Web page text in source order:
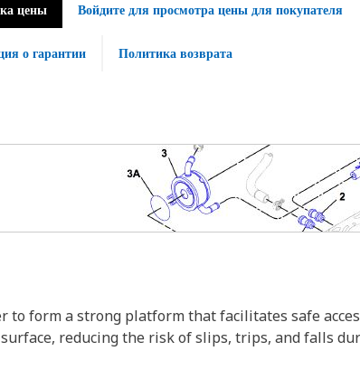
цены Войдите для просмотра цены для покупателя
о гарантии Политика возврата
form a strong platform that facilitates safe
reducing the risk of slips, trips, and falls